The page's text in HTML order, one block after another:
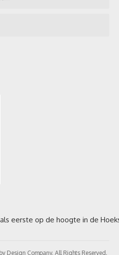
Design Company. All Rights Reserved.